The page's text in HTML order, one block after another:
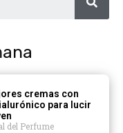
cremas con
para lucir
del Perfume